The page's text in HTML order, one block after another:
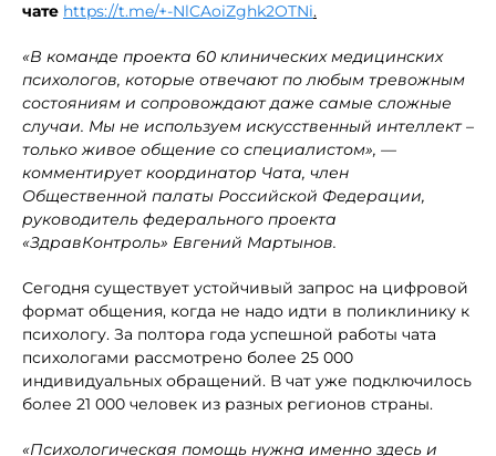
чате https://t.me/+-NlCAoiZghk2OTNi.
«В команде проекта 60 клиническихмедицинских
психологов, которые отвечают по любым тревожным
состояниям и сопровождаютдаже самые сложные
случаи. Мы не используем искусственный интеллект –
толькоживое общение со специалистом», —
комментирует координатор Чата, член
Общественной палаты Российской Федерации,
руководитель федерального проекта
«ЗдравКонтроль» Евгений Мартынов.
Сегодня существует устойчивый запрос на цифровой
формат общения, когда не надо идти в поликлинику к
психологу. За полтора года успешной работы чата
психологами рассмотрено более 25 000
индивидуальных обращений. В чат уже подключилось
более 21 000 человек из разных регионов страны.
«Психологическая помощь нужна именно здесь и